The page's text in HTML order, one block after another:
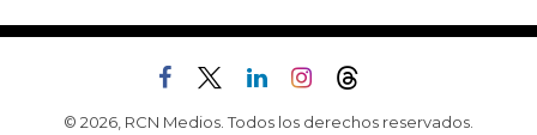
© 2026, RCN Medios. Todos los derechos reservados.